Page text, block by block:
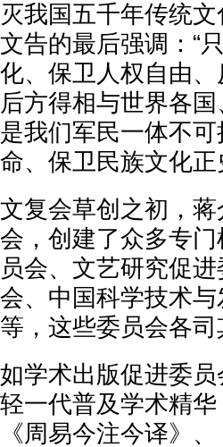
灭我国五千年传统
文告的最后强调：“
化、保卫人权自由
后方得相与世界各
是我们军民一体不
命、保卫民族文化
文复会草创之初，
会，创建了众多专
员会、文艺研究促
会、中国科学技术
等，这些委员会各
如学术出版促进委
轻一代普及学术精
《周易今注今译》